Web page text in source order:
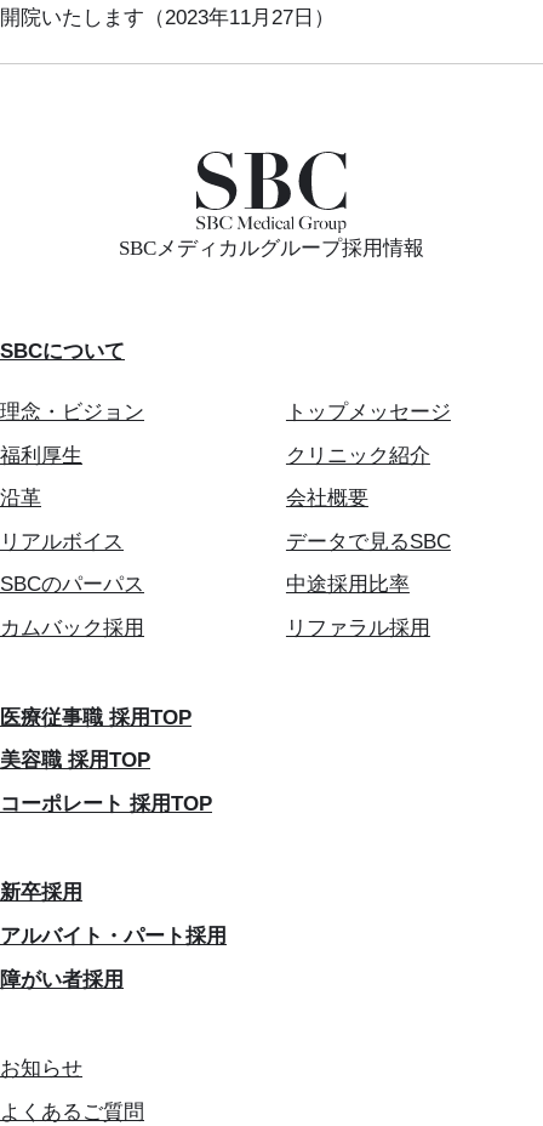
開院いたします（2023年11月27日）
SBCメディカルグループ採用情報
SBCについて
理念・ビジョン
トップメッセージ
福利厚生
クリニック紹介
沿革
会社概要
リアルボイス
データで見るSBC
SBCのパーパス
中途採用比率
カムバック採用
リファラル採用
医療従事職 採用TOP
美容職 採用TOP
コーポレート 採用TOP
新卒採用
アルバイト・パート採用
障がい者採用
お知らせ
よくあるご質問